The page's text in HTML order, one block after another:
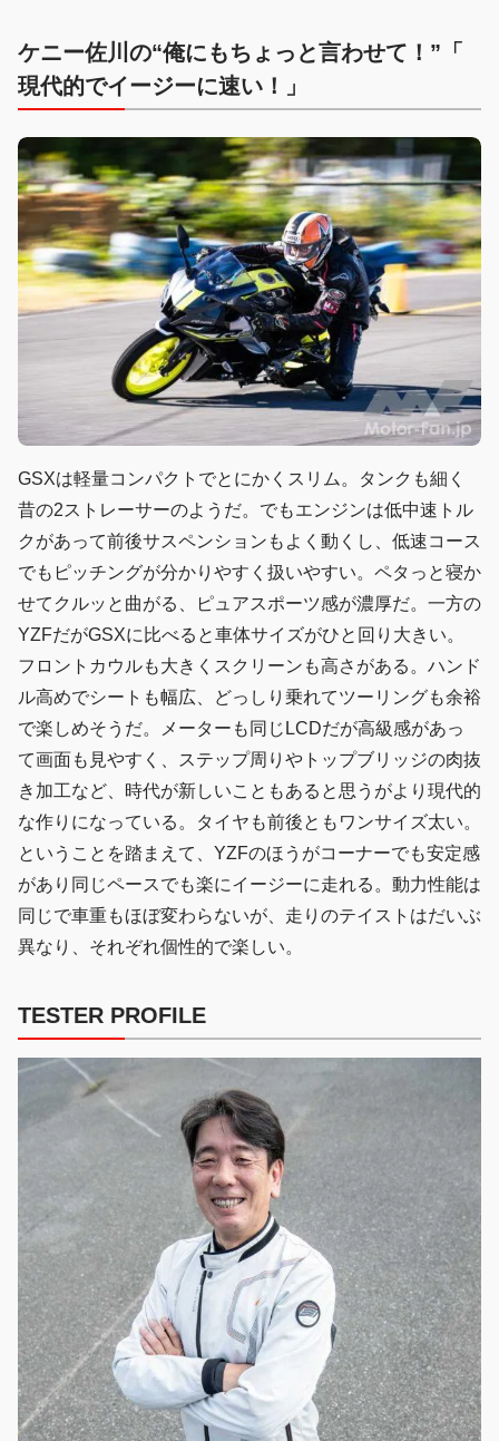
ケニー佐川の“俺にもちょっと言わせて！”「
現代的でイージーに速い！」
GSXは軽量コンパクトでとにかくスリム。タンクも細く
昔の2ストレーサーのようだ。でもエンジンは低中速トル
クがあって前後サスペンションもよく動くし、低速コース
でもピッチングが分かりやすく扱いやすい。ペタっと寝か
せてクルッと曲がる、ピュアスポーツ感が濃厚だ。一方の
YZFだがGSXに比べると車体サイズがひと回り大きい。
フロントカウルも大きくスクリーンも高さがある。ハンド
ル高めでシートも幅広、どっしり乗れてツーリングも余裕
で楽しめそうだ。メーターも同じLCDだが高級感があっ
て画面も見やすく、ステップ周りやトップブリッジの肉抜
き加工など、時代が新しいこともあると思うがより現代的
な作りになっている。タイヤも前後ともワンサイズ太い。
ということを踏まえて、YZFのほうがコーナーでも安定感
があり同じペースでも楽にイージーに走れる。動力性能は
同じで車重もほぼ変わらないが、走りのテイストはだいぶ
異なり、それぞれ個性的で楽しい。
TESTER PROFILE